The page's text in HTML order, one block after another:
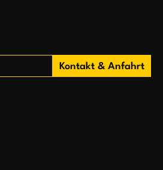
Kontakt & Anfahrt